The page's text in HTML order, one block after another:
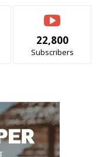
22,800
Subscribers